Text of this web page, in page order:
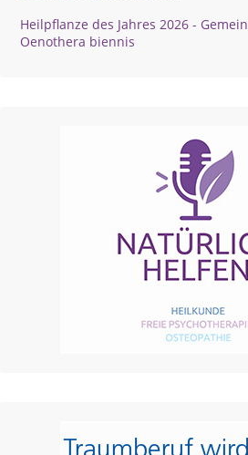
Heilpflanze des Jahres 2026 -
Oenothera biennis